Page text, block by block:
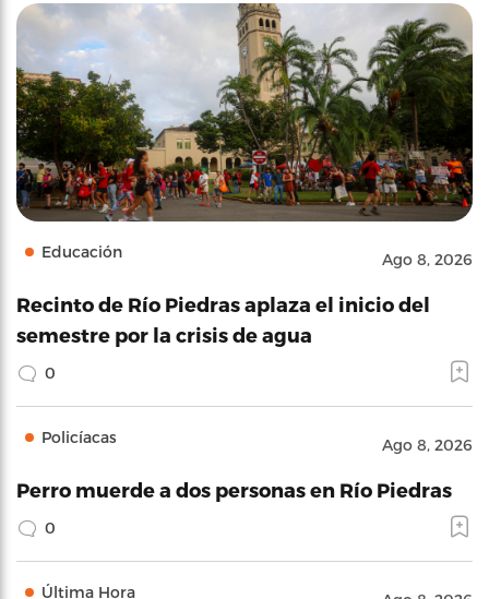
Educación Ago 8, 2026
Recinto de Río Piedras aplaza el inicio del
semestre por la crisis de agua
0
Policíacas Ago 8, 2026
Perro muerde a dos personas en Río Piedras
0
Última Hora